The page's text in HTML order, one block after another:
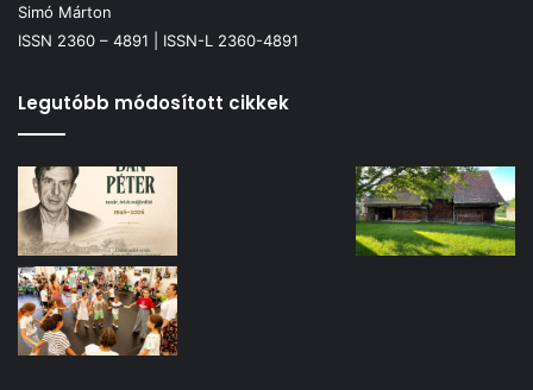
Simó Márton
ISSN 2360 – 4891 | ISSN-L 2360-4891
Legutóbb módosított cikkek